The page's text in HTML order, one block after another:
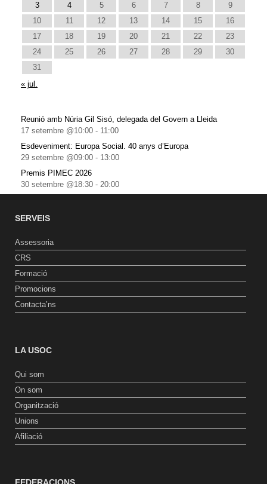
3
4 5 6 7 8
9
10
11 12 13 14 15
16
17
18 19 20 21 22
23
24
25 26 27 28 29
30
31
« jul.
Reunió amb Núria Gil Sisó, delegada del Govern a Lleida
17 setembre @10:00 - 11:00
Esdeveniment: Europa Social. 40 anys d’Europa
29 setembre @09:00 - 13:00
Premis PIMEC 2026
30 setembre @18:30 - 20:00
SERVEIS
Assessoria
CRS
Formació
Promocions
Contacta’ns
LA USOC
Qui som
On som
Organització
Unions
Afiliació